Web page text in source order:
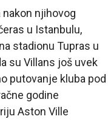
nakon njihovog
u Istanbulu,
stadionu Tupras u
su Villans još uvek
putovanje kluba pod
godine
Aston Ville